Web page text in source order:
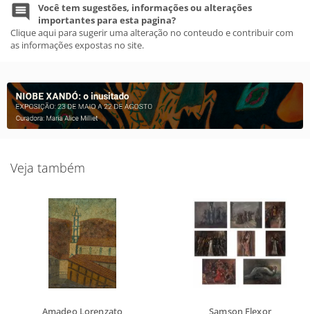
Você tem sugestões, informações ou alterações
importantes para esta pagina?
Clique aqui para sugerir uma alteração no conteudo e contribuir com
as informações expostas no site.
Veja também
Amadeo Lorenzato
Samson Flexor